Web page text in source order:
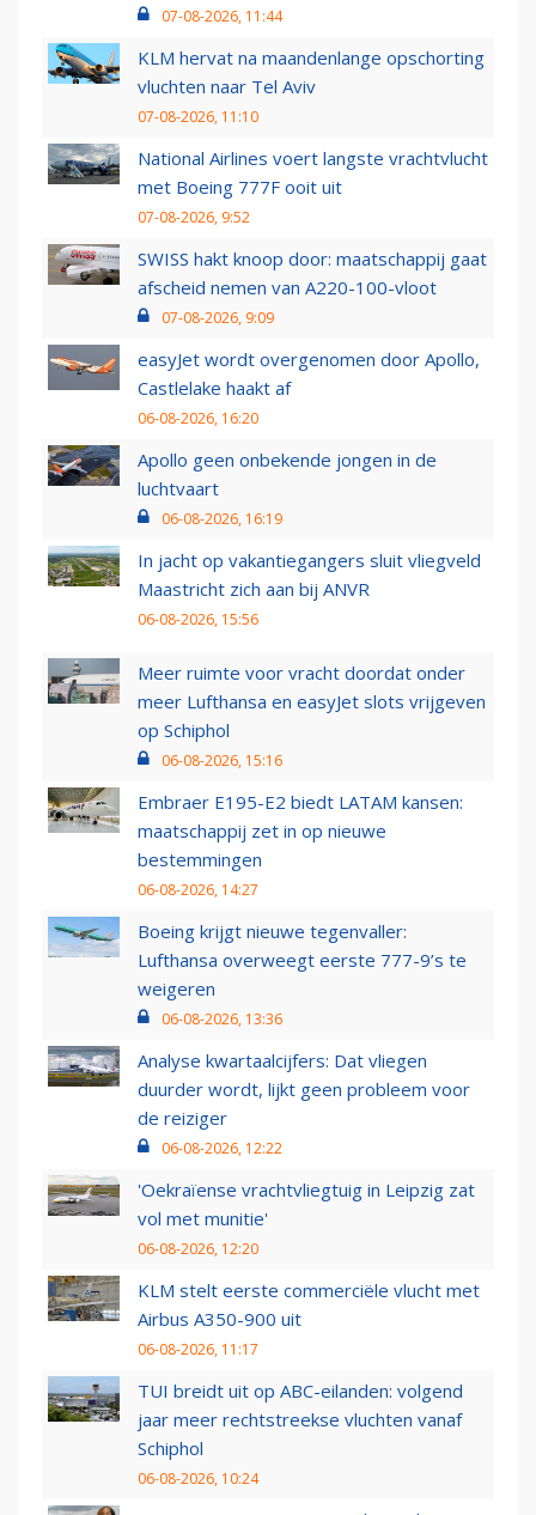
07-08-2026, 11:44
KLM hervat na maandenlange opschorting
vluchten naar Tel Aviv
07-08-2026, 11:10
National Airlines voert langste vrachtvlucht
met Boeing 777F ooit uit
07-08-2026, 9:52
SWISS hakt knoop door: maatschappij gaat
afscheid nemen van A220-100-vloot
07-08-2026, 9:09
easyJet wordt overgenomen door Apollo,
Castlelake haakt af
06-08-2026, 16:20
Apollo geen onbekende jongen in de
luchtvaart
06-08-2026, 16:19
In jacht op vakantiegangers sluit vliegveld
Maastricht zich aan bij ANVR
06-08-2026, 15:56
Meer ruimte voor vracht doordat onder
meer Lufthansa en easyJet slots vrijgeven
op Schiphol
06-08-2026, 15:16
Embraer E195-E2 biedt LATAM kansen:
maatschappij zet in op nieuwe
bestemmingen
06-08-2026, 14:27
Boeing krijgt nieuwe tegenvaller:
Lufthansa overweegt eerste 777-9’s te
weigeren
06-08-2026, 13:36
Analyse kwartaalcijfers: Dat vliegen
duurder wordt, lijkt geen probleem voor
de reiziger
06-08-2026, 12:22
'Oekraïense vrachtvliegtuig in Leipzig zat
vol met munitie'
06-08-2026, 12:20
KLM stelt eerste commerciële vlucht met
Airbus A350-900 uit
06-08-2026, 11:17
TUI breidt uit op ABC-eilanden: volgend
jaar meer rechtstreekse vluchten vanaf
Schiphol
06-08-2026, 10:24